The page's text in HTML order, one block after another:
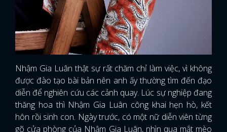
Nhậm Gia Luân thật sự rất chăm chỉ làm việc, vì không
được đào tạo bài bản nên anh ấy thường tìm đến đạo
diễn để nghiên cứu các cảnh quay. Lúc sự nghiệp đang
thăng hoa thì Nhậm Gia Luân công khai hẹn hò, kết
hôn rồi sinh con. Ngày trước, có một nữ diễn viên từng
gõ cửa phòng của Nhậm Gia Luân, nhìn qua mắt mèo